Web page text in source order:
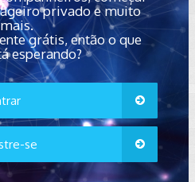
privado e muito
mais.
grátis, então o que
esperando?
se